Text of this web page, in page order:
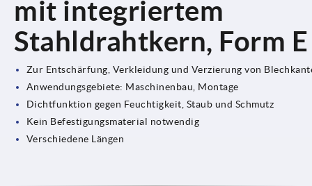
mit integriertem
Stahldrahtkern, Form E
Zur Entschärfung, Verkleidung und Verzierung von
Anwendungsgebiete: Maschinenbau, Montage
Dichtfunktion gegen Feuchtigkeit, Staub und Schmutz
Kein Befestigungsmaterial notwendig
Verschiedene Längen